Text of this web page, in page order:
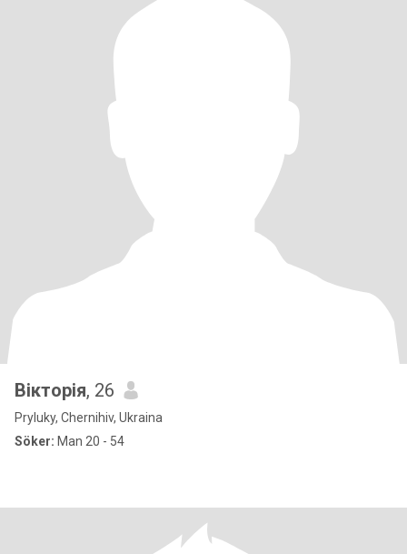
Вікторія, 26
Pryluky, Chernihiv, Ukraina
Söker: Man 20 - 54